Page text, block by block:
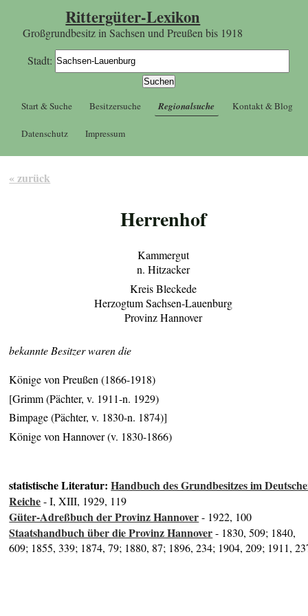
Rittergüter-Lexikon
Großgrundbesitz in Sachsen und Preußen bis 1918
Stadt:
Start & Suche Besitzersuche Regionalsuche Kontakt & Blog
Datenschutz Impressum
« zurück
Herrenhof
Kammergut
n. Hitzacker
Kreis Bleckede
Herzogtum Sachsen-Lauenburg
Provinz Hannover
bekannte Besitzer waren die
Könige von Preußen (1866-1918)
[Grimm (Pächter, v. 1911-n. 1929)
Bimpage (Pächter, v. 1830-n. 1874)]
Könige von Hannover (v. 1830-1866)
statistische Literatur:Handbuch des Grundbesitzes im
Reiche- I, XIII, 1929, 119
Güter-Adreßbuch der Provinz Hannover- 1922, 100
Staatshandbuch über die Provinz Hannover- 1830, 509; 1840,
609; 1855, 339; 1874, 79; 1880, 87; 1896, 234; 1904, 209; 1911,